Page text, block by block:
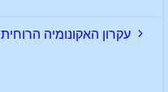
עקרון האקונומיה הרוחית